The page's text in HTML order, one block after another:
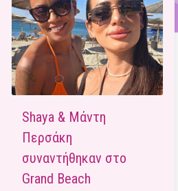
Pilates by Mandy
FACEBOOK ΑΛΙΜΟΥ
Pilates by Mandy
FACEBOOK N.ΨΥΧΙΚΟΥ
Pilates by Mandy
FACEBOOK N.ΜΑΚΡΗΣ
Pilates by Mandy
FACEBOOK ΚΟΡΥΔΑΛΛΟΥ
Pilates by Mandy
Shaya & Μάντη
Περσάκη
συναντήθηκαν στο
Grand Beach